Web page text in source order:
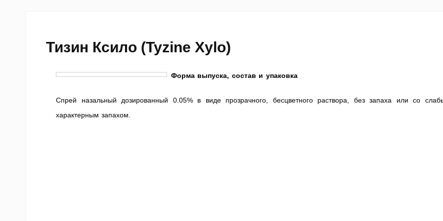
Тизин Ксило (Tyzine Xylo)
Форма выпуска, состав и упаковка
Спрей назальный дозированный 0.05% в виде прозрачного, бесцветного раствора, без запаха или со
характерным запахом.